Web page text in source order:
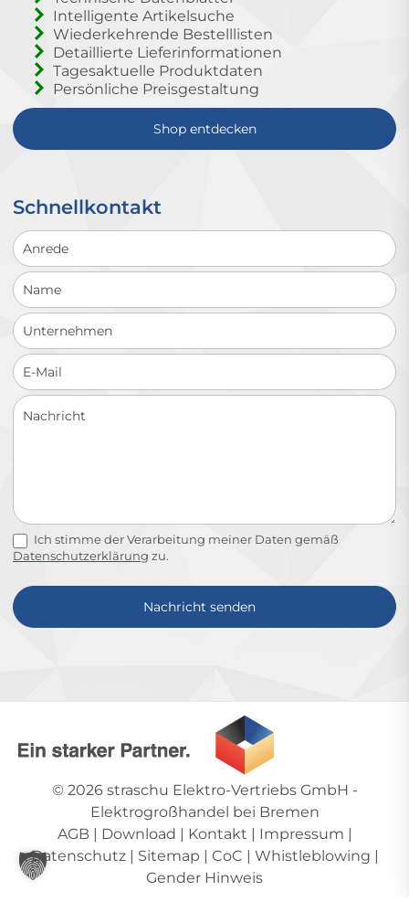
Intelligente Artikelsuche
Wiederkehrende Bestelllisten
Detaillierte Lieferinformationen
Tagesaktuelle Produktdaten
Persönliche Preisgestaltung
Shop entdecken
Schnellkontakt
Schnellkontakt
Ich stimme der Verarbeitung meiner Daten gemäß
Datenschutzerklärung zu.
Nachricht senden
© 2026 straschu Elektro-Vertriebs GmbH -
Elektrogroßhandel bei Bremen
AGB | Download | Kontakt | Impressum |
Datenschutz| Sitemap | CoC | Whistleblowing |
Gender Hinweis